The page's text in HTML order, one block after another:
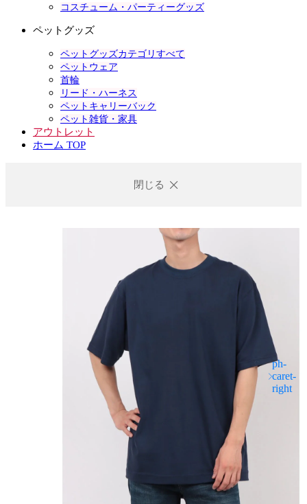
コスチューム・パーティーグッズ
ペットグッズ
ペットグッズカテゴリすべて
ペットウェア
首輪
リード・ハーネス
ペットキャリーバック
ペット雑貨・家具
アウトレット
ホーム TOP
閉じる